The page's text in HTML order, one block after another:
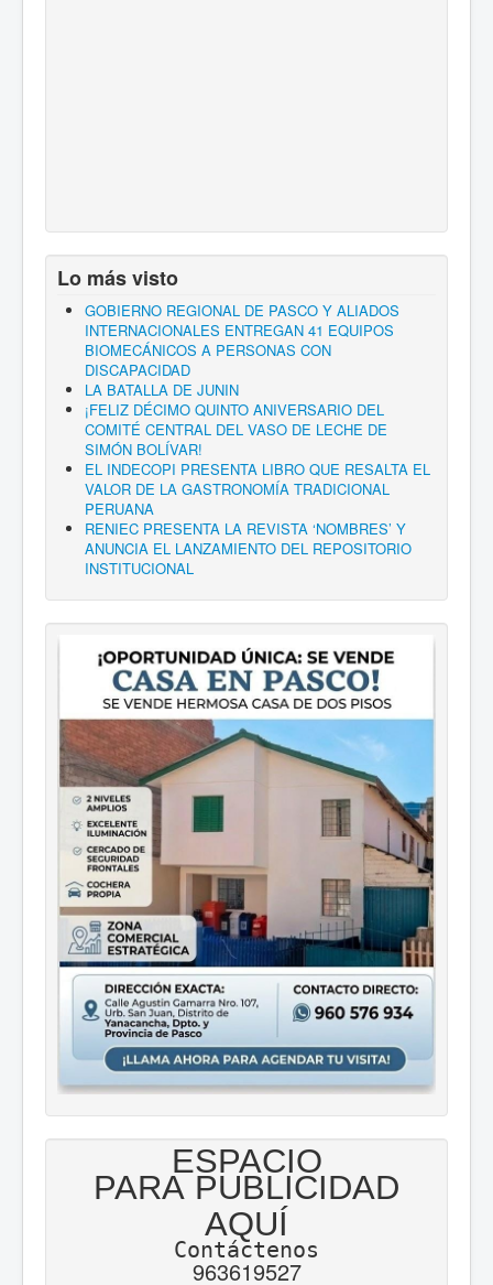
Lo más visto
GOBIERNO REGIONAL DE PASCO Y ALIADOS
INTERNACIONALES ENTREGAN 41 EQUIPOS
BIOMECÁNICOS A PERSONAS CON
DISCAPACIDAD
LA BATALLA DE JUNIN
¡FELIZ DÉCIMO QUINTO ANIVERSARIO DEL
COMITÉ CENTRAL DEL VASO DE LECHE DE
SIMÓN BOLÍVAR!
EL INDECOPI PRESENTA LIBRO QUE RESALTA EL
VALOR DE LA GASTRONOMÍA TRADICIONAL
PERUANA
RENIEC PRESENTA LA REVISTA ‘NOMBRES’ Y
ANUNCIA EL LANZAMIENTO DEL REPOSITORIO
INSTITUCIONAL
ESPACIO
PARA PUBLICIDAD
AQUÍ
Contáctenos
963619527